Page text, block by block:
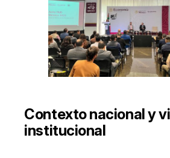
Contexto nacional y
institucional